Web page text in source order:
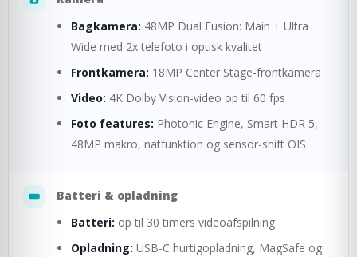
Bagkamera: 48MP Dual Fusion: Main + Ultra
Wide med 2x telefoto i optisk kvalitet
Frontkamera: 18MP Center Stage-frontkamera
Video: 4K Dolby Vision-video op til 60 fps
Foto features: Photonic Engine, Smart HDR 5,
48MP makro, natfunktion og sensor-shift OIS
Batteri & opladning
Batteri: op til 30 timers videoafspilning
Opladning: USB-C hurtigopladning, MagSafe og